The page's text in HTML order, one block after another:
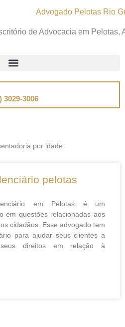
de Advocacia em Pelotas,
3029-3006
por idade
pelotas
em Pelotas é um
em questões relacionadas aos
cidadãos. Esse advogado tem
para ajudar seus clientes a
direitos em relação à